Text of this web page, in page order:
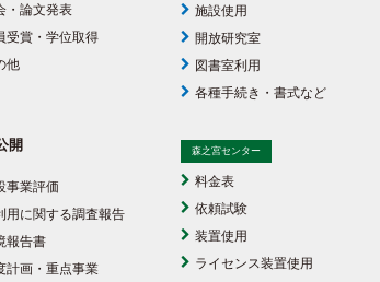
・論文発表
受賞・学位取得
他
開
事業評価
用に関する調査報告
報告書
計画・重点事業
施設使用
開放研究室
図書室利用
各種手続き・書式など
森之宮センター
料金表
依頼試験
装置使用
ライセンス装置使用